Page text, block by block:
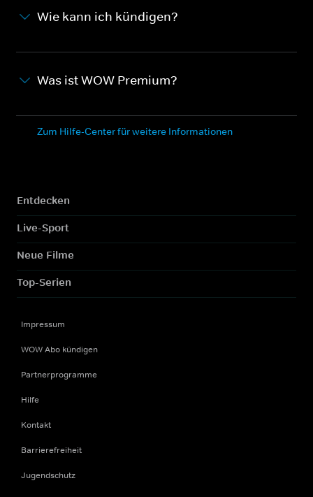
Wie kann ich kündigen?
Was ist WOW Premium?
Zum Hilfe-Center für weitere Informationen
Entdecken
Live-Sport
Neue Filme
Top-Serien
Impressum
WOW Abo kündigen
Partnerprogramme
Hilfe
Kontakt
Barrierefreiheit
Jugendschutz